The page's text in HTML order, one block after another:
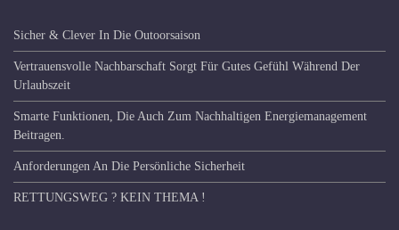
Sicher & Clever In Die Outoorsaison
Vertrauensvolle Nachbarschaft Sorgt Für Gutes Gefühl Während Der
Urlaubszeit
Smarte Funktionen, Die Auch Zum Nachhaltigen Energiemanagement
Beitragen.
Anforderungen An Die Persönliche Sicherheit
RETTUNGSWEG ? KEIN THEMA !